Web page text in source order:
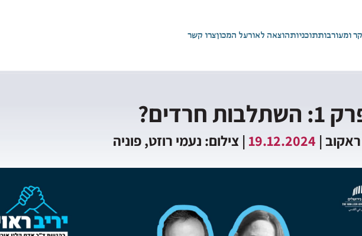
ומעורבותתוכניותהוצאה לאורעל המכוןצרו קשר
|
19.12.2024 | צילום: נעמי רוזט, פוניה